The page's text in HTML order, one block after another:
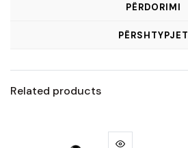
PËRDORIMI
PËRSHTYPJET
Related products